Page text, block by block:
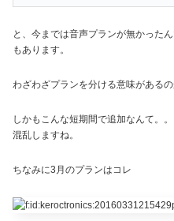
と、今までは音声プランが無かった
もあります。
わざわざプランを分ける意味があるの
しかもこんな短期間で追加なんて。。
混乱しますね。
ちなみに3月のプランはコレ